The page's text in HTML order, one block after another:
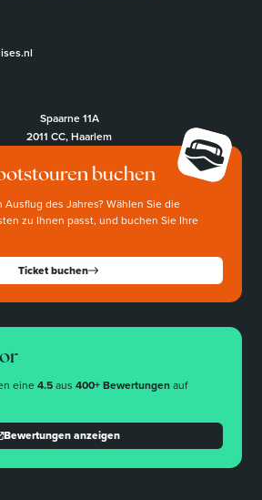
Spaarne 11A
2011 CC, Haarlem
buchen
des Jahres? Wählen Sie die
zu Ihnen passt, und buchen Sie Ihre
Ticket buchen
eine4.5aus 400+ Bewertungenauf
Bewertungen anzeigen